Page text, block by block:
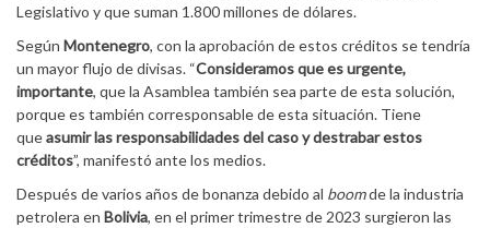
Legislativo y que suman 1.800 millones de dólares.
Según Montenegro, con la aprobación de estos créditos se tendría
un mayor flujo de divisas. “Consideramos que es urgente,
importante, que la Asamblea también sea parte de esta solución,
porque es también corresponsable de esta situación. Tiene
queasumir las responsabilidades del caso y destrabar estos
créditos”, manifestó ante los medios.
Después de varios años de bonanza debido al boomde la industria
petrolera en Bolivia, en el primer trimestre de 2023 surgieron las